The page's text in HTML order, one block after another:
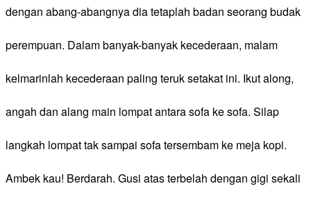
dengan abang-abangnya dia tetaplah badan seorang budak
perempuan. Dalam banyak-banyak kecederaan, malam
kelmarinlah kecederaan paling teruk setakat ini. Ikut along,
angah dan alang main lompat antara sofa ke sofa. Silap
langkah lompat tak sampai sofa tersembam ke meja kopi.
Ambek kau! Berdarah. Gusi atas terbelah dengan gigi sekali